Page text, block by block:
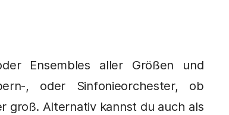
Ensembles aller Größen und
, oder Sinfonieorchester, ob
groß. Alternativ kannst du auch als